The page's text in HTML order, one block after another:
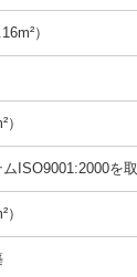
）
ISO9001:2000を